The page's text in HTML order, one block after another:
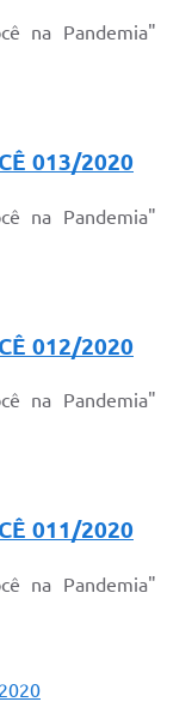
na Pandemia"
013/2020
na Pandemia"
012/2020
na Pandemia"
011/2020
na Pandemia"